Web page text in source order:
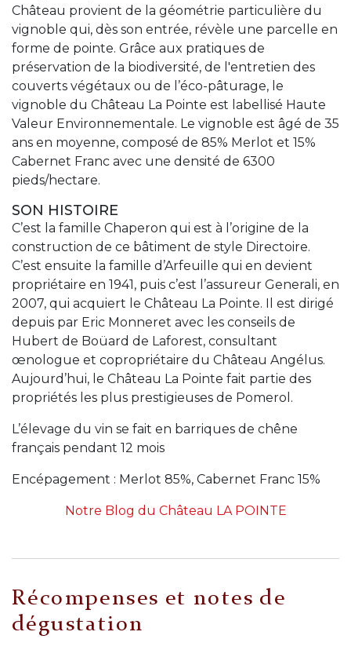
Château provient de la géométrie particulière du
vignoble qui, dès son entrée, révèle une parcelle en
forme de pointe. Grâce aux pratiques de
préservation de la biodiversité, de l'entretien des
couverts végétaux ou de l’éco-pâturage, le
vignoble du Château La Pointe est labellisé Haute
Valeur Environnementale. Le vignoble est âgé de 35
ans en moyenne, composé de 85% Merlot et 15%
Cabernet Franc avec une densité de 6300
pieds/hectare.
SON HISTOIRE
C’est la famille Chaperon qui est à l’origine de la
construction de ce bâtiment de style Directoire.
C’est ensuite la famille d’Arfeuille qui en devient
propriétaire en 1941, puis c’est l’assureur Generali, en
2007, qui acquiert le Château La Pointe. Il est dirigé
depuis par Eric Monneret avec les conseils de
Hubert de Boüard de Laforest, consultant
œnologue et copropriétaire du Château Angélus.
Aujourd’hui, le Château La Pointe fait partie des
propriétés les plus prestigieuses de Pomerol.
L’élevage du vin se fait en barriques de chêne
français pendant 12 mois
Encépagement : Merlot 85%, Cabernet Franc 15%
Notre Blog du Château LA POINTE
Récompenses et notes de
dégustation